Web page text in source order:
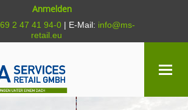
2 47 41 94-0 | E-Mail: info@ms-
retail.eu
Anmelden